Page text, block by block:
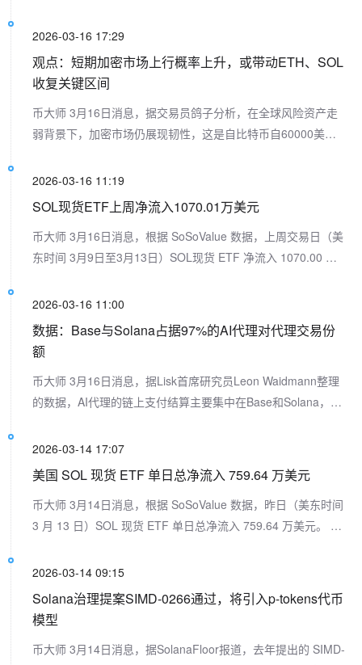
美元，目前历史总净流入达 7.85 亿美元。 Fidelity Solana
Fund ETF(FSOL) 单日净流出 112.00 万美元，目前历史总净
流入达 1.51 亿美元。 截至发稿前，SOL 现货 ETF 总资产净值
为 9.19 亿美元，SOL 净资产比率 1.68%，历史累计净流入已
达 9.72 亿美元。
2026-03-16 17:29
观点：短期加密市场上行概率上升，或带动ETH、SOL
收复关键区间
币大师 3月16日消息，据交易员鸽子分析，在全球风险资产走
弱背景下，加密市场仍展现韧性，这是自比特币自60000美元
在突破盘整区间后顺势买入，而非抄底，以控制风险。随着多
种山寨币出现圆弧底形态，短期加密市场上行概率上升。若比
特币站稳74000美元上方，ETH或重返2400美元区间，SOL或
回升至100美元附近。
2026-03-16 11:19
SOL现货ETF上周净流入1070.01万美元
币大师 3月16日消息，根据 SoSoValue 数据，上周交易日（美
东时间 3月9日至3月13日）SOL现货 ETF 净流入 1070.00 万
BSOL，周度净流入为 1467.30 万美元，目前 BSOL 历史总净
流入达 7.82 亿美元。 上周净流出最多的SOL现货 ETF 为
VanEck ETF VSOL，周度净流出为 197.81 万美元，目前
VSOL 历史总净流入达 1912 万美元。 截至发稿前，SOL现货
ETF 总资产净值为 8.55 亿美元，ETF 净资产比率（市值较
SOL总市值占比）达 1.68%，历史累计净流入已达 9.69 亿美
2026-03-16 11:00
数据：Base与Solana占据97%的AI代理对代理交易份
额
币大师 3月16日消息，据Lisk首席研究员Leon Waidmann整理
的数据，AI代理的链上支付结算主要集中在Base和Solana，这
为59%，交易量达7090万笔；Solana占比为38%，交易量达
4530万笔；其他所有网络占比仅为3%，交易量为390万笔。
2026-03-14 17:07
美国 SOL 现货 ETF 单日总净流入 759.64 万美元
币大师 3月14日消息，根据 SoSoValue 数据，昨日（美东时间
3 月 13 日）SOL 现货 ETF 单日总净流入 759.64 万美元。 昨
759.64 万美元，目前历史总净流入达 7.82 亿美元。 截至发稿
前，SOL 现货 ETF 总资产净值为 8.55 亿美元，SOL 净资产比
率 1.68%，历史累计净流入已达 9.69 亿美元。
2026-03-14 09:15
Solana治理提案SIMD-0266通过，将引入p-tokens代币
模型
币大师 3月14日消息，据SolanaFloor报道，去年提出的 SIMD-